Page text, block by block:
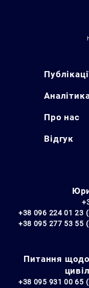
Про нас
Відгук
+38 096 224 01 23
+38 095 277 53 55
Питання
+38 095 931 00 65